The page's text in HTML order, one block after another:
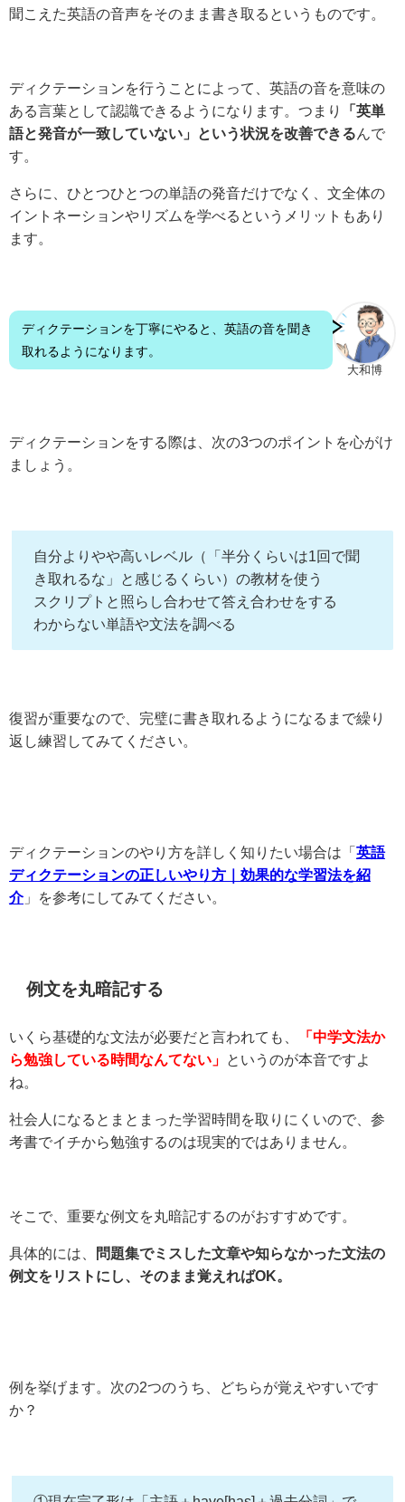
聞こえた英語の音声をそのまま書き取るというものです。
ディクテーションを行うことによって、英語の音を意味の
ある言葉として認識できるようになります。つまり
「英単
語と発音が一致していない」という状況を改善できるんで
す。
さらに、ひとつひとつの単語の発音だけでなく、文全体の
イントネーションやリズムを学べるというメリットもあり
ます。
大和博
ディクテーションを丁寧にやると、英語の音を聞き
取れるようになります。
ディクテーションをする際は、次の3つのポイントを心がけ
ましょう。
自分よりやや高いレベル（「半分くらいは1回で聞
き取れるな」と感じるくらい）の教材を使う
スクリプトと照らし合わせて答え合わせをする
わからない単語や文法を調べる
復習が重要なので、完璧に書き取れるようになるまで繰り
返し練習してみてください。
ディクテーションのやり方を詳しく知りたい場合は「 英語
ディクテーションの正しいやり方｜効果的な学習法を紹
介」を参考にしてみてください。
例文を丸暗記する
いくら基礎的な文法が必要だと言われても、
「中学文法か
ら勉強している時間なんてない」
というのが本音ですよ
ね。
社会人になるとまとまった学習時間を取りにくいので、参
考書でイチから勉強するのは現実的ではありません。
そこで、重要な例文を丸暗記するのがおすすめです。
具体的には、
問題集でミスした文章や知らなかった文法の
例文をリストにし、そのまま覚えればOK。
例を挙げます。次の2つのうち、どちらが覚えやすいです
か？